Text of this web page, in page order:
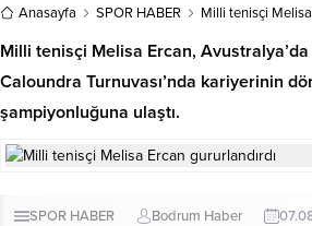
Anasayfa SPOR HABER Milli tenisçi Melisa
Milli tenisçi Melisa Ercan,
Caloundra Turnuvası’nda kariyerinin
şampiyonluğuna ulaştı.
SPOR HABER Bodrum Haber